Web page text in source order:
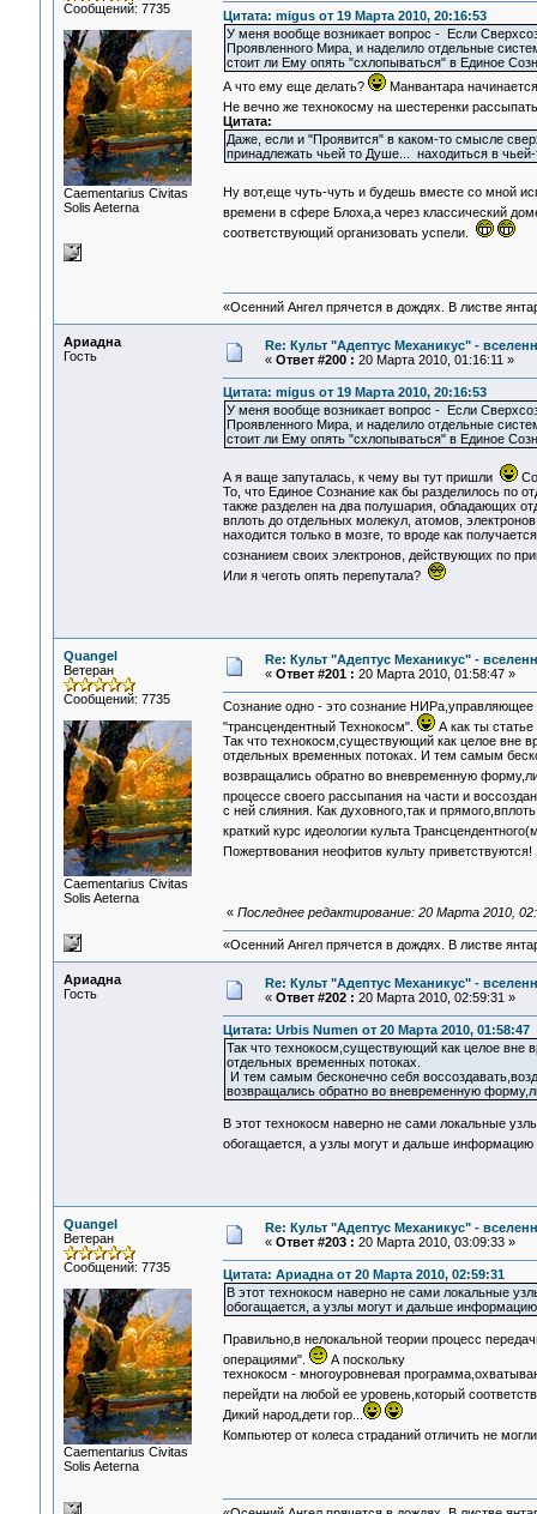
Сообщений: 7735
Сaementarius Civitas
Solis Aeterna
Цитата: migus от 19 Марта 2010, 20:16:53
У меня вообще возникает вопрос - Если
Проявленного Мира, и наделило отдельные
стоит ли Ему опять "схлопываться" в Единое
А что ему еще делать?
Манвантара
Не вечно же технокосму на шестеренки
Цитата:
Даже, если и "Проявится" в каком-то смысле
принадлежать чьей то Душе... находиться в
Ну вот,еще чуть-чуть и будешь вместе со мной
времени в сфере Блоха,а через классический
соответствующий организовать успели.
«Осенний Ангел прячется в дождях. В листве
Ариадна
Гость
Re: Культ "Адептус Механикус" -
« Ответ #200 : 20 Марта 2010, 01:16:11 »
Цитата: migus от 19 Марта 2010, 20:16:53
У меня вообще возникает вопрос - Если
Проявленного Мира, и наделило отдельные
стоит ли Ему опять "схлопываться" в Единое
А я ваще запуталась, к чему вы тут пришли
То, что Единое Сознание как бы разделилось по
также разделен на два полушария, обладающих
вплоть до отдельных молекул, атомов,
находится только в мозге, то вроде как
сознанием своих электронов, действующих по
Или я чеготь опять перепутала?
Quangel
Ветеран
Сообщений: 7735
Сaementarius Civitas
Solis Aeterna
Re: Культ "Адептус Механикус" -
« Ответ #201 : 20 Марта 2010, 01:58:47 »
Сознание одно - это сознание
"трансцендентный Технокосм".
А как ты
Так что технокосм,существующий как целое вне
отдельных временных потоках. И тем самым
возвращались обратно во вневременную
процессе своего рассыпания на части и
с ней слияния. Как духовного,так и
краткий курс идеологии культа
Пожертвования неофитов культу
« Последнее редактирование: 20 Марта 2010,
«Осенний Ангел прячется в дождях. В листве
Ариадна
Гость
Re: Культ "Адептус Механикус" -
« Ответ #202 : 20 Марта 2010, 02:59:31 »
Цитата: Urbis Numen от 20 Марта 2010, 01:58:47
Так что технокосм,существующий как целое вне
отдельных временных потоках.
И тем самым бесконечно себя
возвращались обратно во вневременную
В этот технокосм наверно не сами локальные
обогащается, а узлы могут и дальше информацию
Quangel
Ветеран
Сообщений: 7735
Сaementarius Civitas
Solis Aeterna
Re: Культ "Адептус Механикус" -
« Ответ #203 : 20 Марта 2010, 03:09:33 »
Цитата: Ариадна от 20 Марта 2010, 02:59:31
В этот технокосм наверно не сами локальные
обогащается, а узлы могут и дальше
Правильно,в нелокальной теории процесс
операциями".
А поскольку
технокосм - многоуровневая
перейдти на любой ее уровень,который
Дикий народ,дети гор...
Компьютер от колеса страданий отличить не